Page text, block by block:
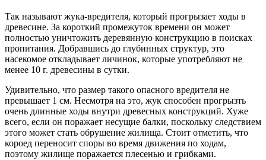
Так называют жука-вредителя, который прогрызает ходы в
древесине. За короткий промежуток времени он может
полностью уничтожить деревянную конструкцию в поисках
пропитания. Добравшись до глубинных структур, это
насекомое откладывает личинок, которые употребляют не
менее 10 г. древесины в сутки.
Удивительно, что размер такого опасного вредителя не
превышает 1 см. Несмотря на это, жук способен прогрызть
очень длинные ходы внутри древесных конструкций. Хуже
всего, если он поражает несущие балки, поскольку следствием
этого может стать обрушение жилища. Стоит отметить, что
короед переносит споры во время движения по ходам,
поэтому жилище поражается плесенью и грибками.